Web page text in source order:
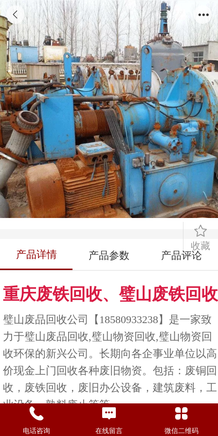
重庆废铁回收、璧山废铁回收
收藏
产品详情 产品参数 产品评论
重庆废铁回收、璧山废铁回收
璧山废品回收公司【18580933238】是一家致
力于璧山废品回收,璧山物资回收,璧山物资回
收环保的新兴公司。长期向各企事业单位以高
价现金上门回收各种废旧物资。包括：废铜回
收，废铁回收，废旧办公设备，建筑废料，工
业设备，熟料废止等等
重庆再生资源回收公司专业为我省企事业单
电话咨询 在线留言 微信二维码